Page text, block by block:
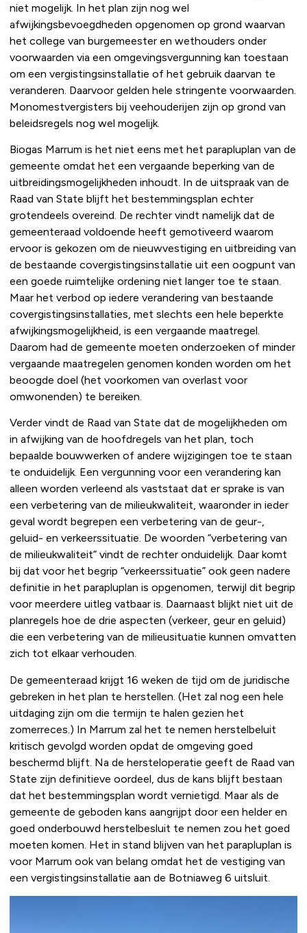
niet mogelijk. In het plan zijn nog wel
afwijkingsbevoegdheden opgenomen op grond waarvan
het college van burgemeester en wethouders onder
voorwaarden via een omgevingsvergunning kan toestaan
om een vergistingsinstallatie of het gebruik daarvan te
veranderen. Daarvoor gelden hele stringente voorwaarden.
Monomestvergisters bij veehouderijen zijn op grond van
beleidsregels nog wel mogelijk.
Biogas Marrum is het niet eens met het parapluplan van de
gemeente omdat het een vergaande beperking van de
uitbreidingsmogelijkheden inhoudt. In de uitspraak van de
Raad van State blijft het bestemmingsplan echter
grotendeels overeind. De rechter vindt namelijk dat de
gemeenteraad voldoende heeft gemotiveerd waarom
ervoor is gekozen om de nieuwvestiging en uitbreiding van
de bestaande covergistingsinstallatie uit een oogpunt van
een goede ruimtelijke ordening niet langer toe te staan.
Maar het verbod op iedere verandering van bestaande
covergistingsinstallaties, met slechts een hele beperkte
afwijkingsmogelijkheid, is een vergaande maatregel.
Daarom had de gemeente moeten onderzoeken of minder
vergaande maatregelen genomen konden worden om het
beoogde doel (het voorkomen van overlast voor
omwonenden) te bereiken.
Verder vindt de Raad van State dat de mogelijkheden om
in afwijking van de hoofdregels van het plan, toch
bepaalde bouwwerken of andere wijzigingen toe te staan
te onduidelijk. Een vergunning voor een verandering kan
alleen worden verleend als vaststaat dat er sprake is van
een verbetering van de milieukwaliteit, waaronder in ieder
geval wordt begrepen een verbetering van de geur-,
geluid- en verkeerssituatie. De woorden “verbetering van
de milieukwaliteit” vindt de rechter onduidelijk. Daar komt
bij dat voor het begrip “verkeerssituatie” ook geen nadere
definitie in het parapluplan is opgenomen, terwijl dit begrip
voor meerdere uitleg vatbaar is. Daarnaast blijkt niet uit de
planregels hoe de drie aspecten (verkeer, geur en geluid)
die een verbetering van de milieusituatie kunnen omvatten
zich tot elkaar verhouden.
De gemeenteraad krijgt 16 weken de tijd om de juridische
gebreken in het plan te herstellen. (Het zal nog een hele
uitdaging zijn om die termijn te halen gezien het
zomerreces.) In Marrum zal het te nemen herstelbeluit
kritisch gevolgd worden opdat de omgeving goed
beschermd blijft. Na de hersteloperatie geeft de Raad van
State zijn definitieve oordeel, dus de kans blijft bestaan
dat het bestemmingsplan wordt vernietigd. Maar als de
gemeente de geboden kans aangrijpt door een helder en
goed onderbouwd herstelbesluit te nemen zou het goed
moeten komen. Het in stand blijven van het parapluplan is
voor Marrum ook van belang omdat het de vestiging van
een vergistingsinstallatie aan de Botniaweg 6 uitsluit.